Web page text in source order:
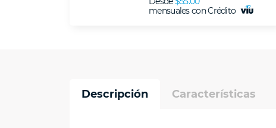
mensuales con Crédito
Descripción Características